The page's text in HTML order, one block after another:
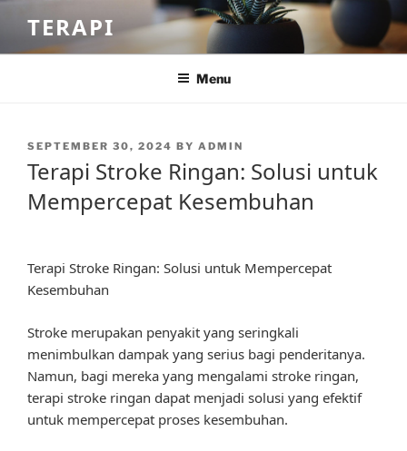
content
TERAPI
Menu
POSTED
SEPTEMBER 30, 2024 BY ADMIN
Terapi Stroke Ringan: Solusi untuk
Mempercepat Kesembuhan
Terapi Stroke Ringan: Solusi untuk Mempercepat
Kesembuhan
Stroke merupakan penyakit yang seringkali
menimbulkan dampak yang serius bagi penderitanya.
Namun, bagi mereka yang mengalami stroke ringan,
terapi stroke ringan dapat menjadi solusi yang efektif
untuk mempercepat proses kesembuhan.